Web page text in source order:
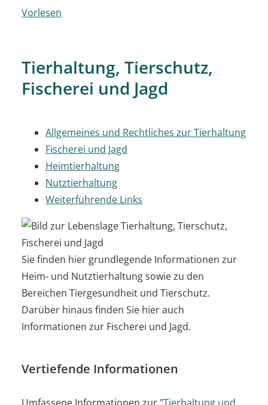
Vorlesen
Tierhaltung, Tierschutz,
Fischerei und Jagd
Allgemeines und Rechtliches zur Tierhaltung
Fischerei und Jagd
Heimtierhaltung
Nutztierhaltung
Weiterführende Links
Sie finden hier grundlegende Informationen zur
Heim- und Nutztierhaltung sowie zu den
Bereichen Tiergesundheit und Tierschutz.
Darüber hinaus finden Sie hier auch
Informationen zur Fischerei und Jagd.
Vertiefende Informationen